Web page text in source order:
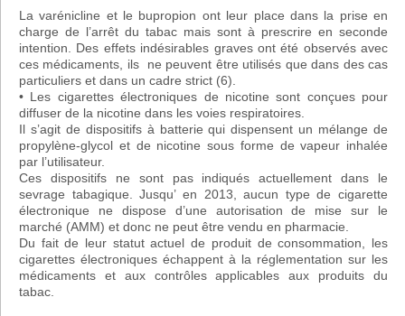
La varénicline et le bupropion ont leur place dans la prise en
charge de l’arrêt du tabac mais sont à prescrire en seconde
intention. Des effets indésirables graves ont été observés avec
ces médicaments, ils ne peuvent être utilisés que dans des cas
particuliers et dans un cadre strict (6).
• Les cigarettes électroniques de nicotine sont conçues pour
diffuser de la nicotine dans les voies respiratoires.
Il s’agit de dispositifs à batterie qui dispensent un mélange de
propylène-glycol et de nicotine sous forme de vapeur inhalée
par l’utilisateur.
Ces dispositifs ne sont pas indiqués actuellement dans le
sevrage tabagique. Jusqu’ en 2013, aucun type de cigarette
électronique ne dispose d’une autorisation de mise sur le
marché (AMM) et donc ne peut être vendu en pharmacie.
Du fait de leur statut actuel de produit de consommation, les
cigarettes électroniques échappent à la réglementation sur les
médicaments et aux contrôles applicables aux produits du
tabac.